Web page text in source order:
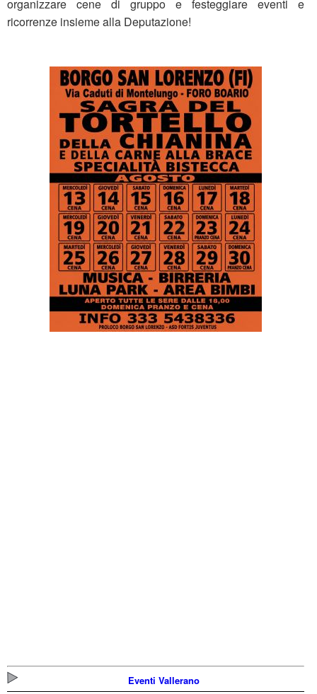
organizzare cene di gruppo e festeggiare eventi e
ricorrenze insieme alla Deputazione!
Eventi Vallerano